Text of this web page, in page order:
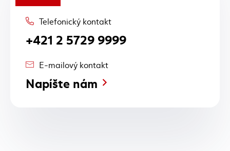
Telefonický kontakt
+421 2 5729 9999
E-mailový kontakt
Napíšte nám